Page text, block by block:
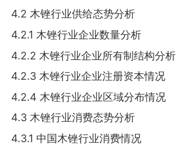
4.2 木锉行业供给态势分析
4.2.1 木锉行业企业数量分析
4.2.2 木锉行业企业所有制结构分析
4.2.3 木锉行业企业注册资本情况
4.2.4 木锉行业企业区域分布情况
4.3 木锉行业消费态势分析
4.3.1 中国木锉行业消费情况